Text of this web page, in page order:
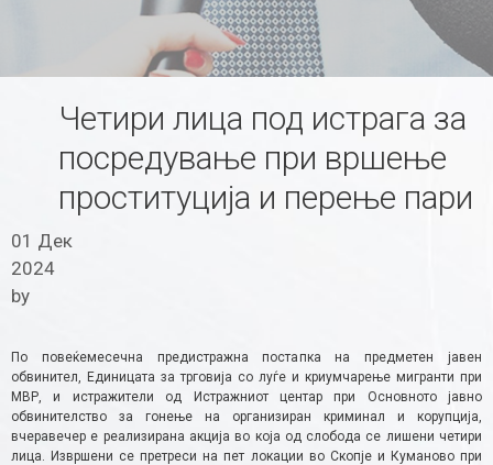
Четири лица под истрага за
посредување при вршење
проституција и перење пари
01 Дек
2024
by
По повеќемесечна предистражна постапка на предметен јавен
обвинител, Единицата за трговија со луѓе и криумчарење мигранти при
МВР, и истражители од Истражниот центар при Основното јавно
обвинителство за гонење на организиран криминал и корупција,
вчеравечер е реализирана акција во која од слобода се лишени четири
лица. Извршени се претреси на пет локации во Скопје и Куманово при